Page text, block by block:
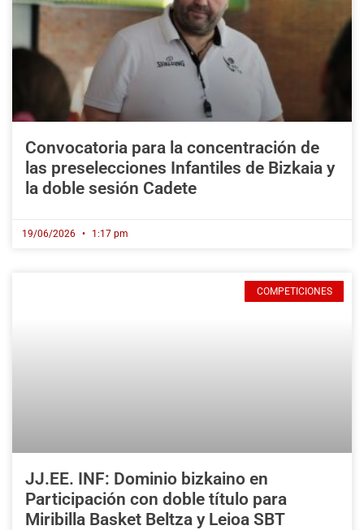
Convocatoria para la concentración de
las preselecciones Infantiles de Bizkaia y
la doble sesión Cadete
19/06/2026 1:17 pm
COMPETICIONES
JJ.EE. INF: Dominio bizkaino en
Participación con doble título para
Miribilla Basket Beltza y Leioa SBT